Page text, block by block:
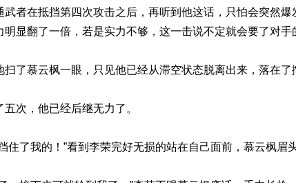
武者在抵挡第四次攻击之后，再听到他这话，只怕会突然
明显翻了一倍，若是实力不够，这一击说不定就会要了对手
云枫一眼，只见他已经从滞空状态脱离出来，落在了
他已经后继无力了。
的！”看到李荣完好无损的站在自己面前，慕云枫眉头